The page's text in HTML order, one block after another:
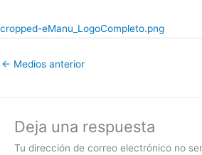
cropped-eManu_LogoCompleto.png
← Medios anterior
Deja una respuesta
Tu dirección de correo electrónico no